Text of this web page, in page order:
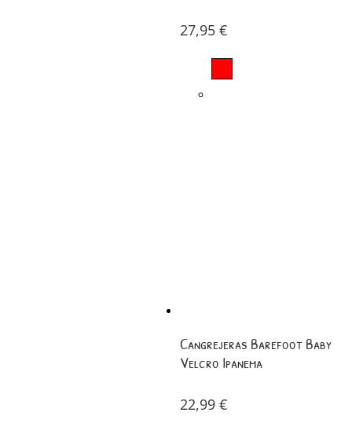
27,95 €
Cangrejeras Barefoot Baby
Velcro Ipanema
22,99 €